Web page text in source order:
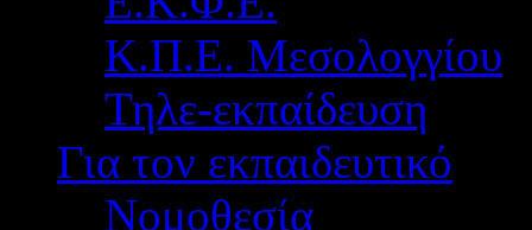
Κ.Π.Ε. Μεσολογγίου
Τηλε-εκπαίδευση
Για τον εκπαιδευτικό
Νομοθεσία